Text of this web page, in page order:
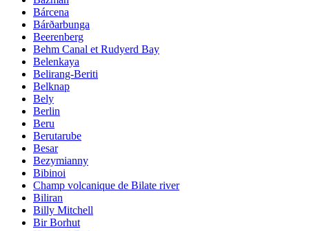
Bárcena
Bárðarbunga
Beerenberg
Behm Canal et Rudyerd Bay
Belenkaya
Belirang-Beriti
Belknap
Bely
Berlin
Beru
Berutarube
Besar
Bezymianny
Bibinoi
Champ volcanique de Bilate river
Biliran
Billy Mitchell
Bir Borhut